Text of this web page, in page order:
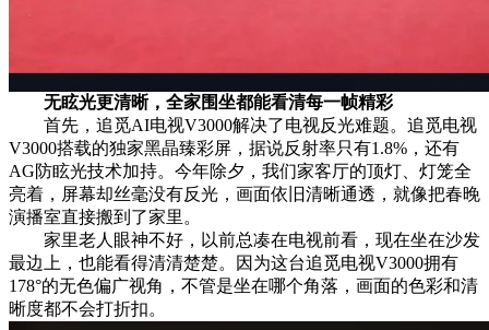
无眩光更清晰，全家围坐都能看清每一帧精彩
首先，追觅AI电视V3000解决了电视反光难题。追觅电视
V3000搭载的独家黑晶臻彩屏，据说反射率只有1.8%，还有
AG防眩光技术加持。今年除夕，我们家客厅的顶灯、灯笼全
亮着，屏幕却丝毫没有反光，画面依旧清晰通透，就像把春晚
演播室直接搬到了家里。
家里老人眼神不好，以前总凑在电视前看，现在坐在沙发
最边上，也能看得清清楚楚。因为这台追觅电视V3000拥有
178°的无色偏广视角，不管是坐在哪个角落，画面的色彩和清
晰度都不会打折扣。